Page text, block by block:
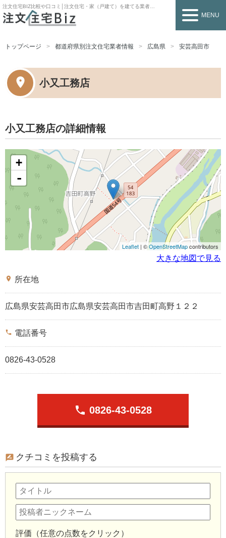
注文住宅BIZ比較や口コミ│注文住宅・家（戸建て）を建てる業者を探すなら
MENU
トップページ 都道府県別注文住宅業者情報 広島県 安芸高田市
小又工務店
小又工務店の詳細情報
+
-
Leaflet | ©OpenStreetMapcontributors
大きな地図で見る
place 所在地
広島県安芸高田市広島県安芸高田市吉田町高野１２２
phone 電話番号
0826-43-0528
phone 0826-43-0528
クチコミを投稿する
評価（任意の点数をクリック）